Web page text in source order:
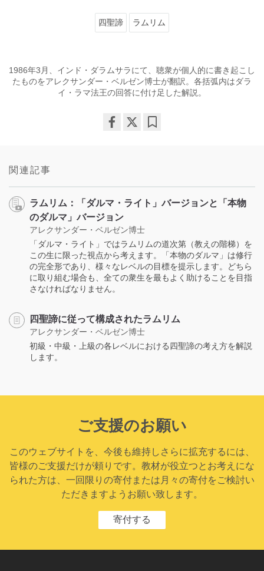
四聖諦 ラムリム
1986年3月、インド・ダラムサラにて、聴衆が個人的に書き起こし
たものをアレクサンダー・ベルゼン博士が翻訳。各括弧内はダラ
イ・ラマ法王の回答に付け足した解説。
関連記事
ラムリム：「ダルマ・ライト」バージョンと「本物
のダルマ」バージョン
アレクサンダー・ベルゼン博士
「ダルマ・ライト」ではラムリムの道次第（教えの階梯）を
この生に限った視点から考えます。「本物のダルマ」は修行
の完全形であり、様々なレベルの目標を提示します。どちら
に取り組む場合も、全ての衆生を最もよく助けることを目指
さなければなりません。
四聖諦に従って構成されたラムリム
アレクサンダー・ベルゼン博士
初級・中級・上級の各レベルにおける四聖諦の考え方を解説
します。
ご支援のお願い
このウェブサイトを、今後も維持しさらに拡充するには、
皆様のご支援だけが頼りです。教材が役立つとお考えにな
られた方は、一回限りの寄付または月々の寄付をご検討い
ただきますようお願い致します。
寄付する